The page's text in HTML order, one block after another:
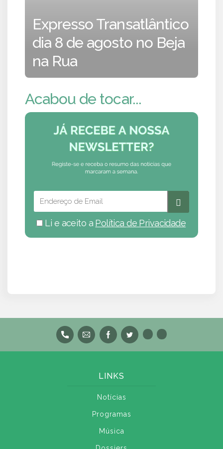
Expresso Transatlântico
dia 8 de agosto no Beja
na Rua
Acabou de tocar...
Li e aceito a Política de Privacidade
LINKS
Notícias
Programas
Música